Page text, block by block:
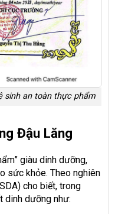
sinh an toàn thực phẩm
Đậu Lăng
giàu dinh dưỡng,
sức khỏe. Theo nghiên
cho biết, trong
dinh dưỡng như: